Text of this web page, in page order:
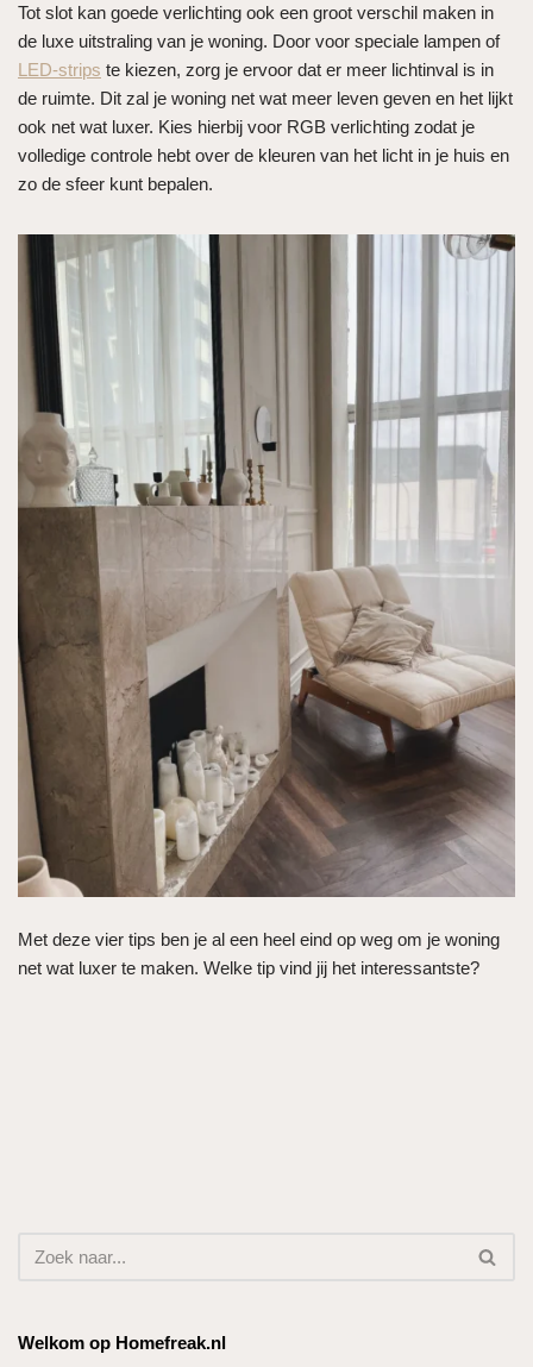
Tot slot kan goede verlichting ook een groot verschil maken in
de luxe uitstraling van je woning. Door voor speciale lampen of
LED-strips te kiezen, zorg je ervoor dat er meer lichtinval is in
de ruimte. Dit zal je woning net wat meer leven geven en het lijkt
ook net wat luxer. Kies hierbij voor RGB verlichting zodat je
volledige controle hebt over de kleuren van het licht in je huis en
zo de sfeer kunt bepalen.
Met deze vier tips ben je al een heel eind op weg om je woning
net wat luxer te maken. Welke tip vind jij het interessantste?
Welkom op Homefreak.nl